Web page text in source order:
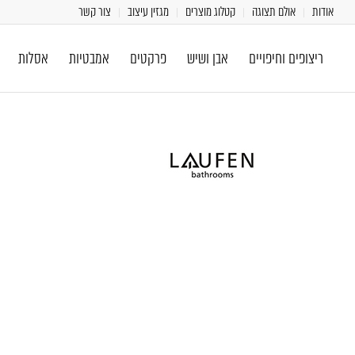
אודות אולם תצוגה קטלוג מוצרים מגזין עיצוב צור קשר
ריצופים וחיפויים אבן ושיש פרקטים אמבטיות אסלות